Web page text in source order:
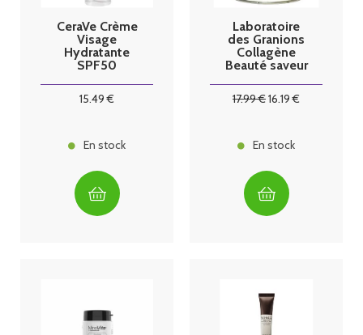
CeraVe Crème
Visage
Hydratante
SPF50
15.49 €
En stock
Laboratoire
des Granions
Collagène
Beauté saveur
17.99€16.19 €
En stock